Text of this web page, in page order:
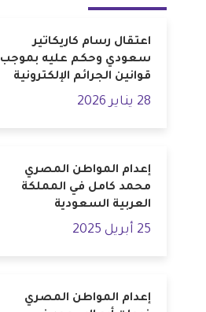
اعتقال رسام كاريكاتير
سعودي وحكم عليه بموجب
قوانين الجرائم الإلكترونية
28 يناير 2026
إعدام المواطن المصري
محمد كامل في المملكة
العربية السعودية
25 أبريل 2025
إعدام المواطن المصري